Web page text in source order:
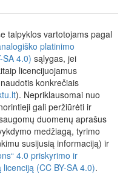
talpyklos vartotojams pagal
platinimo
SA 4.0) sąlygas, jei
licencijuojamus
konkrečiais
). Nepriklausomai nuo
gali peržiūrėti ir
duomenų aprašus
medžiagą, tyrimo
susijusią informaciją) ir
4.0 priskyrimo ir
(CC BY-SA 4.0).